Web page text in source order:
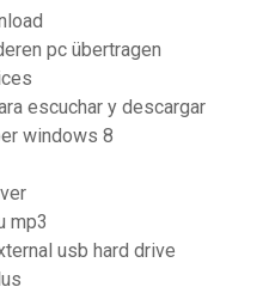
pc übertragen
escuchar y descargar
windows 8
mp3
usb hard drive